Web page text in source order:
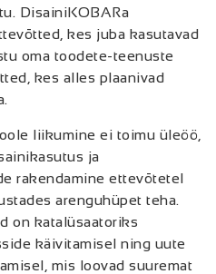
DisainiKOBARa
kes juba kasutavad
oma toodete-teenuste
kes alles plaanivad
liikumine ei toimu üleöö,
ja
rakendamine ettevõtetel
arenguhüpet teha.
on katalüsaatoriks
käivitamisel ning uute
mis loovad suuremat